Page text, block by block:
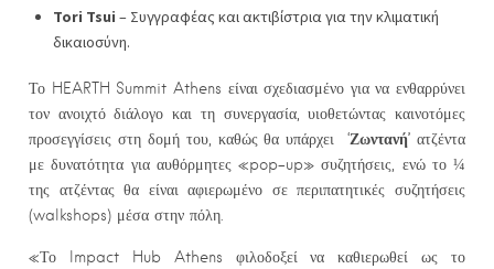
Tori Tsui – Συγγραφέας και ακτιβίστρια για την κλιματική
δικαιοσύνη.
Το HEARTH Summit Athens είναι σχεδιασμένο για να ενθαρρύνει
τον ανοιχτό διάλογο και τη συνεργασία, υιοθετώντας καινοτόμες
προσεγγίσεις στη δομή του, καθώς θα υπάρχει ‘Ζωντανή’ατζέντα
με δυνατότητα για αυθόρμητες «pop-up» συζητήσεις, ενώ το ¼
της ατζέντας θα είναι αφιερωμένο σε περιπατητικές συζητήσεις
(walkshops) μέσα στην πόλη.
«Το Impact Hub Athens φιλοδοξεί να καθιερωθεί ως το